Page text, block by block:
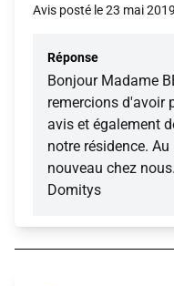
Avis posté le 23 mai 2019
Réponse
Bonjour Madame
remercions d'avoir
avis et également
notre résidence.
nouveau chez
Domitys